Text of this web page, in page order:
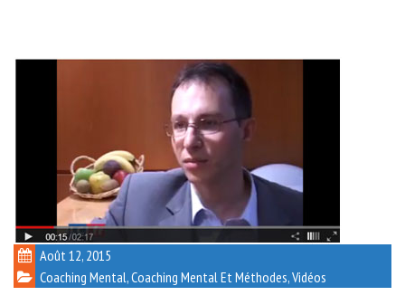
Août 12, 2015
Coaching Mental,Coaching Mental Et Méthodes,Vidéos